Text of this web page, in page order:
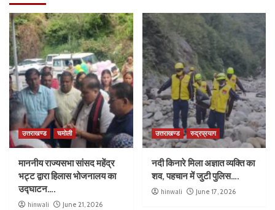
उत्तराखण्ड चमोली
माननीय राज्यसभा सांसद महेंद्र
भट्ट द्वारा हिलास भोजनालय का
उद्घाटन….
hinwali June 21, 2026
उत्तराखण्ड रुद्रप्रयाग
नदी किनारे मिला अज्ञात व्यक्ति का
शव, पहचान में जुटी पुलिस….
hinwali June 17, 2026